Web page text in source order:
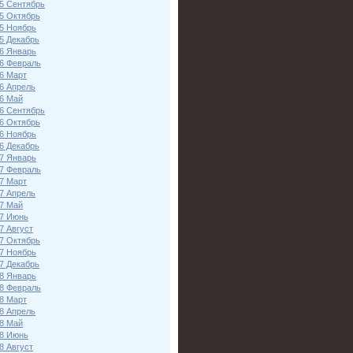
Сентябрь
Октябрь
Ноябрь
Декабрь
Январь
Февраль
Март
Апрель
Май
Сентябрь
Октябрь
Ноябрь
Декабрь
Январь
Февраль
Март
Апрель
Май
Июнь
Август
Октябрь
Ноябрь
Декабрь
Январь
Февраль
Март
Апрель
Май
Июнь
Август